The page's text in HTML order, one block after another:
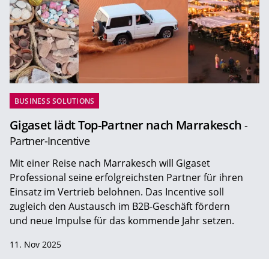
BUSINESS SOLUTIONS
Gigaset lädt Top-Partner nach Marrakesch -
Partner-Incentive
Mit einer Reise nach Marrakesch will Gigaset
Professional seine erfolgreichsten Partner für ihren
Einsatz im Vertrieb belohnen. Das Incentive soll
zugleich den Austausch im B2B-Geschäft fördern
und neue Impulse für das kommende Jahr setzen.
11. Nov 2025